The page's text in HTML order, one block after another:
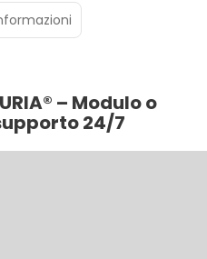
– Modulo o
24/7